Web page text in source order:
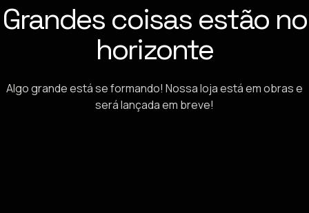
Grandes coisas estão no
horizonte
Algo grande está se formando! Nossa loja está em obras e
será lançada em breve!